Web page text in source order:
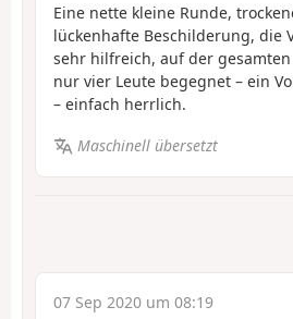
Eine nette kleine Runde,
lückenhafte Beschilderung, die
sehr hilfreich, auf der
nur vier Leute begegnet – ein
– einfach herrlich.
Maschinell übersetzt
07 Sep 2020 um 08:19